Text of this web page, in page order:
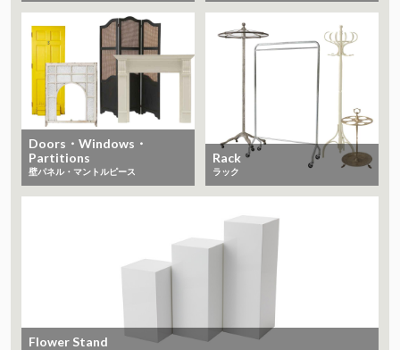
Doors・Windows・
Partitions
​​​​​​​壁パネル・マントルピース
Rack
ラック
Flower Stand